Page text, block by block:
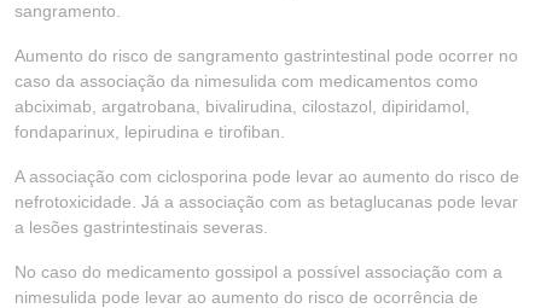
sangramento.
Aumento do risco de sangramento gastrintestinal pode ocorrer no
caso da associação da nimesulida com medicamentos como
abciximab, argatrobana, bivalirudina, cilostazol, dipiridamol,
fondaparinux, lepirudina e tirofiban.
A associação com ciclosporina pode levar ao aumento do risco de
nefrotoxicidade. Já a associação com as betaglucanas pode levar
a lesões gastrintestinais severas.
No caso do medicamento gossipol a possível associação com a
nimesulida pode levar ao aumento do risco de ocorrência de